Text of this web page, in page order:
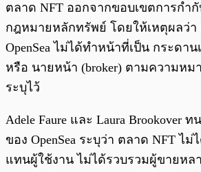
ตลาด NFT ออกจากขอบเขตการกำ
กฎหมายหลักทรัพย์ โดยให้เหตุผลว่
OpenSea ไม่ได้ทำหน้าที่เป็น กระดาน
หรือ นายหน้า (broker) ตามความห
ระบุไว้
Adele Faure และ Laura Brookover
ของ OpenSea ระบุว่า ตลาด NFT ไ
แทนผู้ใช้งาน ไม่ได้รวบรวมผู้ขายหล